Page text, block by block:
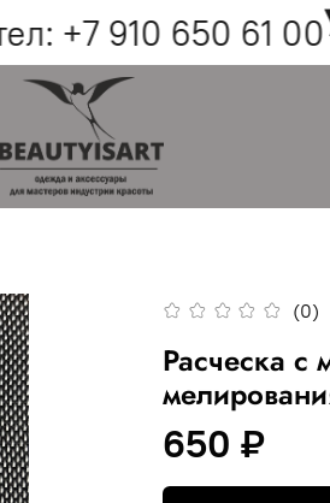
+7 910 650 61 00
(0)
Расческа с
650 ₽